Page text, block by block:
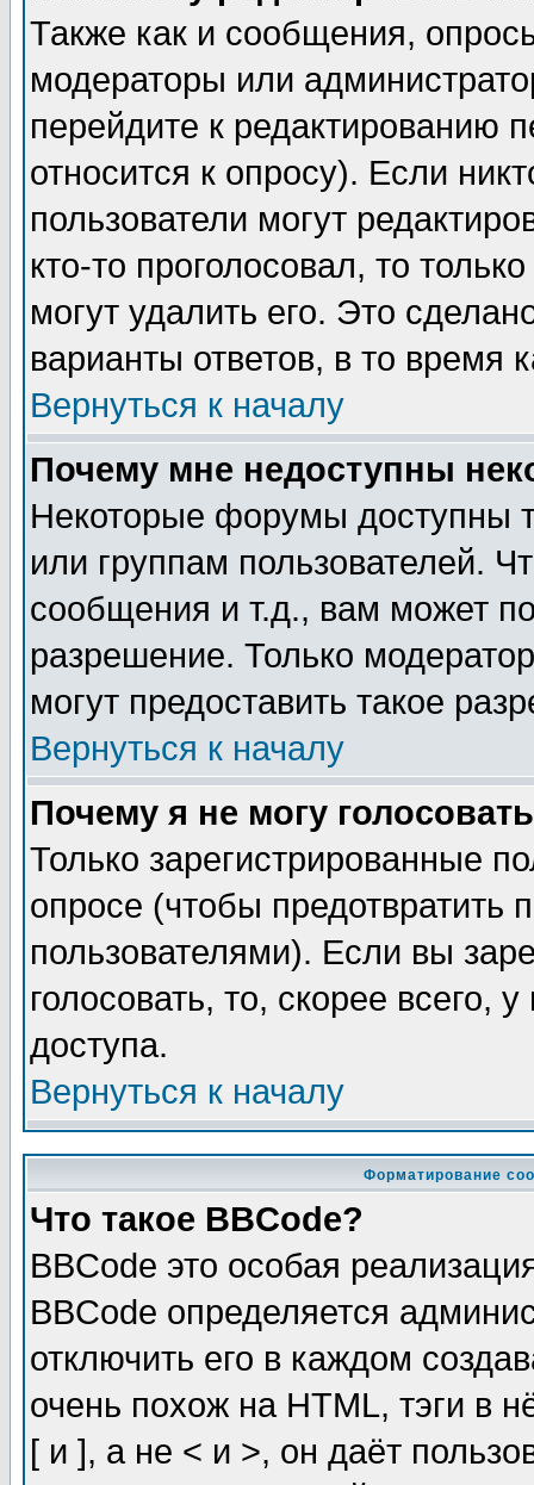
Также как и сообщения,
модераторы или
перейдите к редактированию
относится к опросу). Если
пользователи могут
кто-то проголосовал, то
могут удалить его. Это
варианты ответов, в то время
Вернуться к началу
Почему мне недоступны
Некоторые форумы доступны
или группам пользователей.
сообщения и т.д., вам может
разрешение. Только
могут предоставить такое
Вернуться к началу
Почему я не могу
Только зарегистрированные
опросе (чтобы предотвратить
пользователями). Если вы
голосовать, то, скорее всего,
доступа.
Вернуться к началу
Форматирование
Что такое BBCode?
BBCode это особая
BBCode определяется
отключить его в каждом
очень похож на HTML, тэги в
[ и ], а не < и >, он даёт